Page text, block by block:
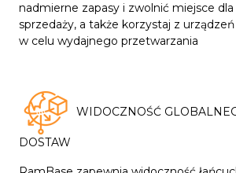
nadmierne zapasy i zwolnić miejsce dla
sprzedaży, a także korzystaj z
w celu wydajnego przetwarzania
WIDOCZNOŚĆ
DOSTAW